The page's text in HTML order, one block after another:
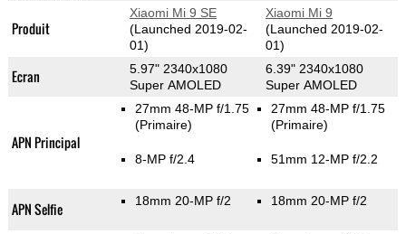
Produit
Xiaomi Mi 9 SE
(Launched 2019-02-
01)
Xiaomi Mi 9
(Launched 2019-02-
01)
Ecran
5.97" 2340x1080
Super AMOLED
6.39" 2340x1080
Super AMOLED
APN Principal
27mm 48-MP f/1.75
(Primaire)
8-MP f/2.4
27mm 48-MP f/1.75
(Primaire)
51mm 12-MP f/2.2
APN Selfie 18mm 20-MP f/2 18mm 20-MP f/2